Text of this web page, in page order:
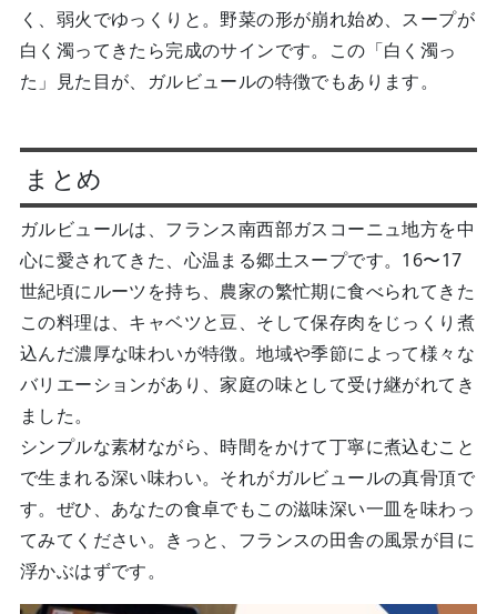
く、弱火でゆっくりと。野菜の形が崩れ始め、スープが
白く濁ってきたら完成のサインです。この「白く濁っ
た」見た目が、ガルビュールの特徴でもあります。
まとめ
ガルビュールは、フランス南西部ガスコーニュ地方を中
心に愛されてきた、心温まる郷土スープです。16〜17
世紀頃にルーツを持ち、農家の繁忙期に食べられてきた
この料理は、キャベツと豆、そして保存肉をじっくり煮
込んだ濃厚な味わいが特徴。地域や季節によって様々な
バリエーションがあり、家庭の味として受け継がれてき
ました。
シンプルな素材ながら、時間をかけて丁寧に煮込むこと
で生まれる深い味わい。それがガルビュールの真骨頂で
す。ぜひ、あなたの食卓でもこの滋味深い一皿を味わっ
てみてください。きっと、フランスの田舎の風景が目に
浮かぶはずです。